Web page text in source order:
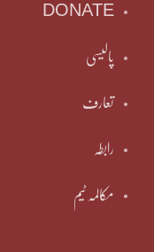
DONATE
پالیسی
تعارف
رابطہ
مکالمہ ٹیم